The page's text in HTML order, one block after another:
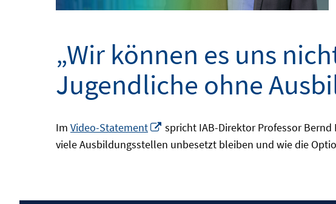
„Wir können es uns
Jugendliche ohne
Im Video-Statement
In
neuem
spricht IAB-Direktor Professor
viele Ausbildungsstellen unbesetzt bleiben und wie die